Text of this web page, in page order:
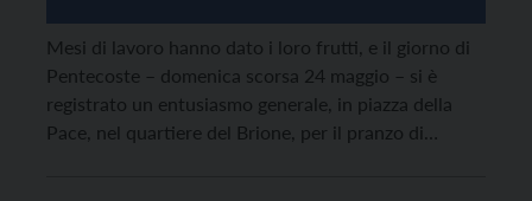
Mesi di lavoro hanno dato i loro frutti, e il giorno di
Pentecoste – domenica scorsa 24 maggio – si è
registrato un entusiasmo generale, in piazza della
Pace, nel quartiere del Brione, per il pranzo di